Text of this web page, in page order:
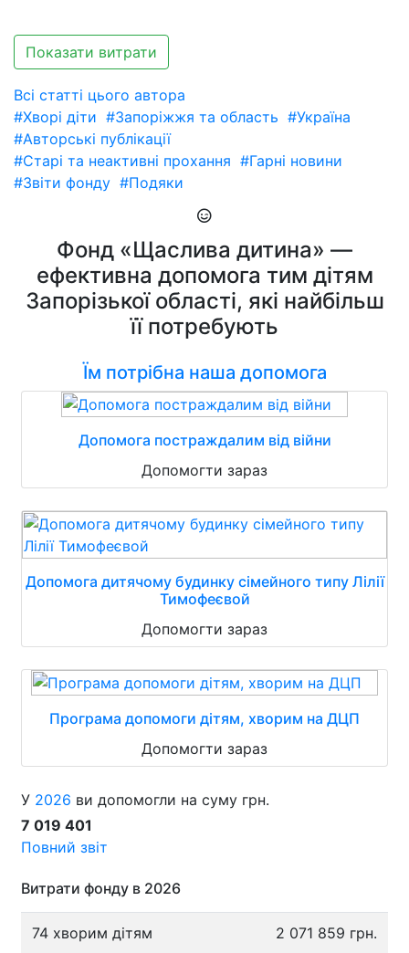
Показати витрати
Всі статті цього автора
#Хворі діти #Запоріжжя та область #Україна
#Авторські публікації
#Старі та неактивні прохання #Гарні новини
#Звіти фонду #Подяки
Фонд «Щаслива дитина» —
ефективна допомога тим дітям
Запорізької області, які найбільш
її потребують
Їм потрібна наша допомога
Допомога постраждалим від війни
Допомогти зараз
Допомога дитячому будинку сімейного типу Лілії
Тимофеєвой
Допомогти зараз
Програма допомоги дітям, хворим на ДЦП
Допомогти зараз
У 2026 ви допомогли на суму грн.
7 019 401
Повний звіт
Витрати фонду в 2026
74 хворим дітям 2 071 859 грн.